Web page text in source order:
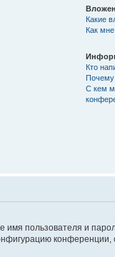
Какие
Как
Кто
Почему
С кем
пользователя и
конференции,